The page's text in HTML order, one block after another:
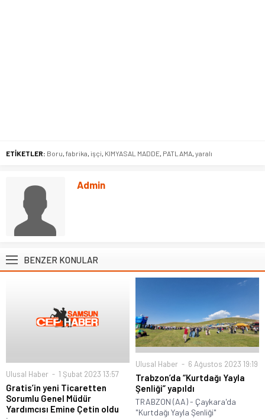
ETİKETLER: Boru fabrika işçi KIMYASAL MADDE PATLAMA yaralı
Admin
BENZER KONULAR
Ulusal Haber 1 Şubat 2023 13:57
Gratis’in yeni Ticaretten
Sorumlu Genel Müdür
Yardımcısı Emine Çetin oldu
Ulusal Haber 6 Ağustos 2023 19:19
Trabzon’da “Kurtdağı Yayla
Şenliği” yapıldı
TRABZON (AA) - Çaykara'da
"Kurtdağı Yayla Şenliği"